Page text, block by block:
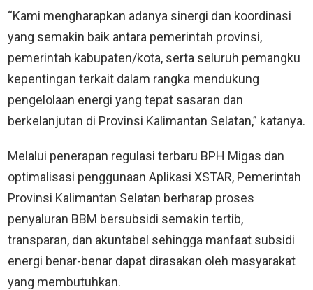
“Kami mengharapkan adanya sinergi dan koordinasi
yang semakin baik antara pemerintah provinsi,
pemerintah kabupaten/kota, serta seluruh pemangku
kepentingan terkait dalam rangka mendukung
pengelolaan energi yang tepat sasaran dan
berkelanjutan di Provinsi Kalimantan Selatan,” katanya.
Melalui penerapan regulasi terbaru BPH Migas dan
optimalisasi penggunaan Aplikasi XSTAR, Pemerintah
Provinsi Kalimantan Selatan berharap proses
penyaluran BBM bersubsidi semakin tertib,
transparan, dan akuntabel sehingga manfaat subsidi
energi benar-benar dapat dirasakan oleh masyarakat
yang membutuhkan.